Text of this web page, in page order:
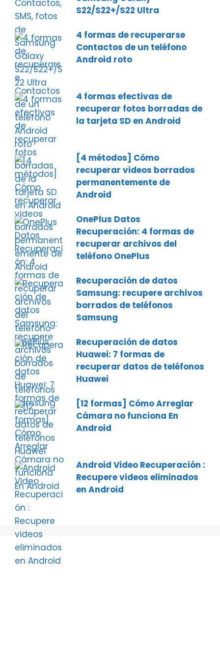
S22/S22+/S22 Ultra
4 formas de recuperarse
Contactos de un teléfono
Android roto
4 formas efectivas de
recuperar fotos borradas de
la tarjeta SD en Android
[4 métodos] Cómo
recuperar videos borrados
permanentemente de
Android
OnePlus Datos
Recuperación: 4 formas de
recuperar archivos del
teléfono OnePlus
Recuperación de datos
Samsung: recupere archivos
borrados de teléfonos
Samsung
Recuperación de datos
Huawei: 7 formas de
recuperar datos de teléfonos
Huawei
[12 formas] Cómo Arreglar
Cámara no funciona En
Android
Android Video Recuperación :
Recupere videos eliminados
en Android